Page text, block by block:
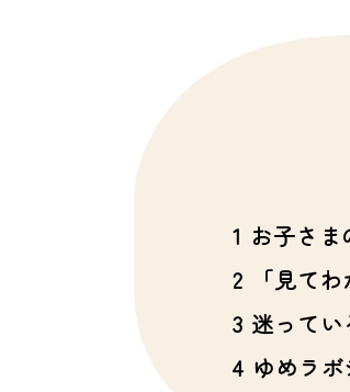
1 お子さ
2 「見て
3 迷って
4 ゆめラ